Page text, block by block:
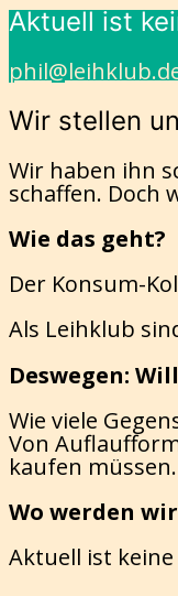
Aktuell ist
Wir stellen
Wir haben ihn
schaffen. Doch
Wie das geht?
Der Konsum-
Als Leihklub
Deswegen:
Wie viele
Von
kaufen
Wo werden
Aktuell ist